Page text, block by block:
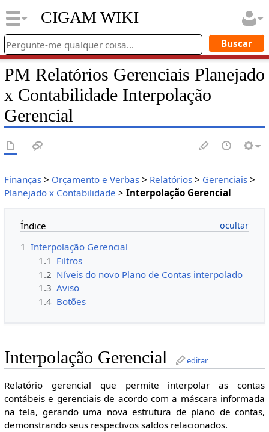
CIGAM WIKI
PM Relatórios Gerenciais Planejado
x Contabilidade Interpolação
Gerencial
Finanças> Orçamento e Verbas> Relatórios> Gerenciais>
Planejado x Contabilidade > Interpolação Gerencial
Índice
1 Interpolação Gerencial
1.1 Filtros
1.2 Níveis do novo Plano de Contas interpolado
1.3 Aviso
1.4 Botões
Interpolação Gerencial editar
Relatório gerencial que permite interpolar as contas
contábeis e gerenciais de acordo com a máscara informada
na tela, gerando uma nova estrutura de plano de contas,
demonstrando seus respectivos saldos relacionados.